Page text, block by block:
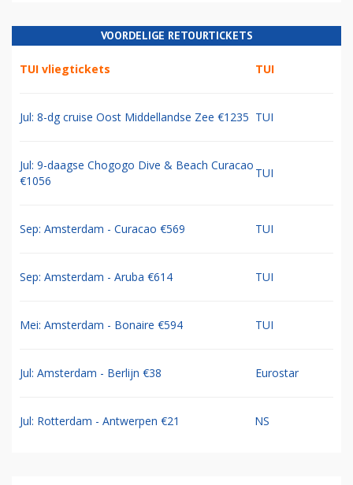
VOORDELIGE RETOURTICKETS
TUI vliegtickets TUI
Jul: 8-dg cruise Oost Middellandse Zee €1235 TUI
Jul: 9-daagse Chogogo Dive & Beach Curacao
€1056
TUI
Sep: Amsterdam - Curacao €569 TUI
Sep: Amsterdam - Aruba €614 TUI
Mei: Amsterdam - Bonaire €594 TUI
Jul: Amsterdam - Berlijn €38 Eurostar
Jul: Rotterdam - Antwerpen €21 NS